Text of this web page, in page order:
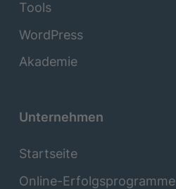
Tools
WordPress
Akademie
Unternehmen
Startseite
Online-Erfolgsprogramme